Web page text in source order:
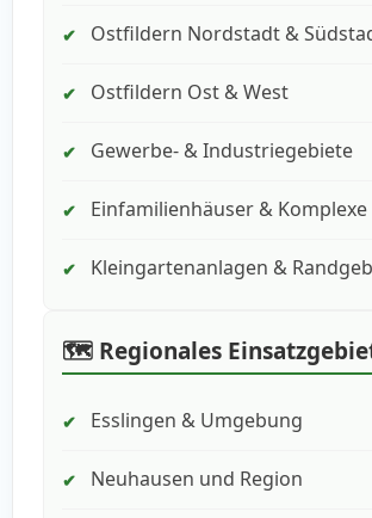
✔ Ostfildern Nordstadt &
✔ Ostfildern Ost & West
✔ Gewerbe- & Industriegebiete
✔ Einfamilienhäuser & Komplexe
✔ Kleingartenanlagen &
🗺️ Regionales
✔ Esslingen & Umgebung
✔ Neuhausen und Region